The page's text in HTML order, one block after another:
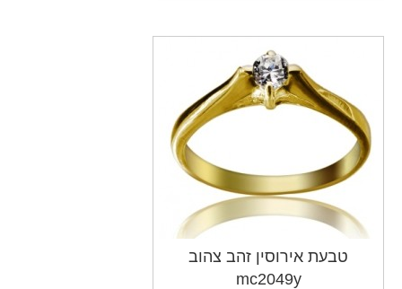
טבעת אירוסין זהב צהוב
mc2049y